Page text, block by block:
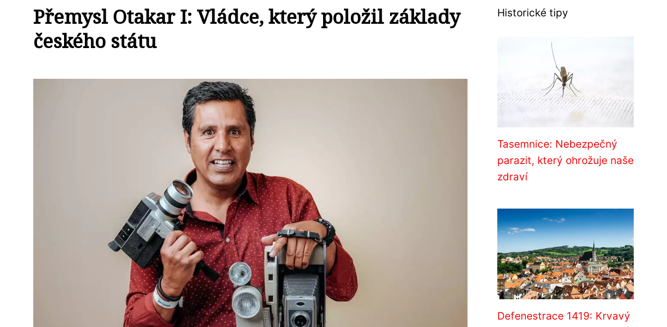
Přemysl Otakar I: Vládce, který položil základy
českého státu
Historické tipy
Tasemnice: Nebezpečný
parazit, který ohrožuje naše
zdraví
Defenestrace 1419: Krvavý